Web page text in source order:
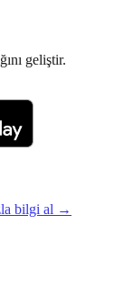
geliştir.
bilgi al →